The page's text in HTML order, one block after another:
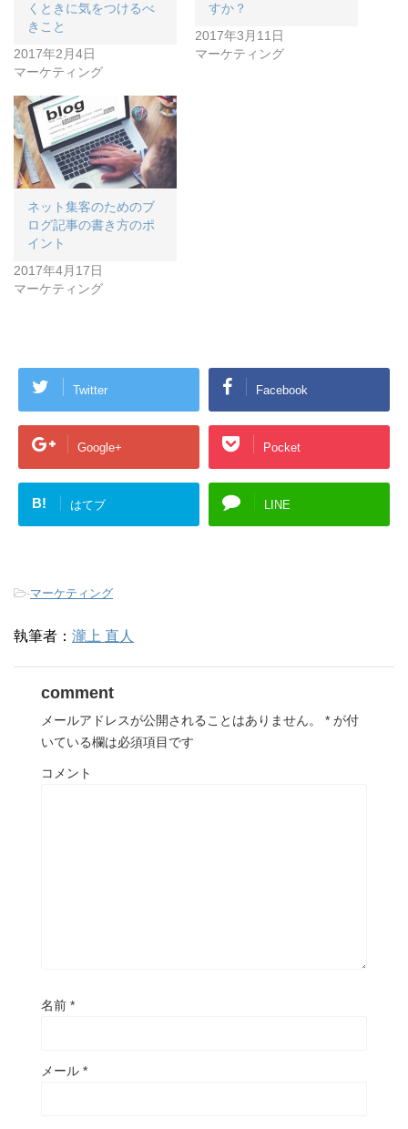
くときに気をつけるべ
きこと
2017年2月4日
マーケティング
すか？
2017年3月11日
マーケティング
ネット集客のためのブ
ログ記事の書き方のポ
イント
2017年4月17日
マーケティング
Twitter Facebook
Google+ Pocket
B! はてブ LINE
-マーケティング
執筆者： 瀧上 直人
comment
メールアドレスが公開されることはありません。 * が付
いている欄は必須項目です
コメント
名前 *
メール *